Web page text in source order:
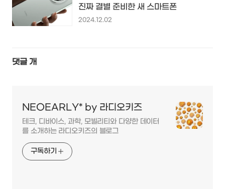
진짜 결별 준비한 새 스마트폰
2024.12.02
댓글 개
NEOEARLY* by 라디오키즈
테크, 디바이스, 과학, 모빌리티와 다양한 데이터
를 소개하는 라디오키즈의 블로그
구독하기